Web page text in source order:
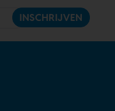
INSCHRIJVEN